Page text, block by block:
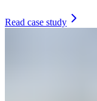
Read case study